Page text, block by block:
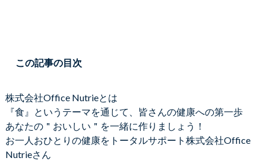
この記事の目次
株式会社Office Nutrieとは
『食』というテーマを通じて、皆さんの健康への第一歩
あなたの＂おいしい＂を一緒に作りましょう！
お一人おひとりの健康をトータルサポート株式会社Office
Nutrieさん